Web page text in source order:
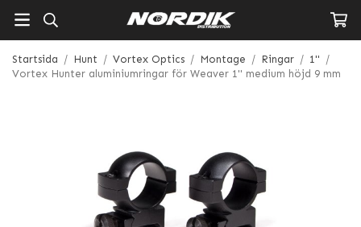
Startsida / Hunt / Vortex Optics / Montage / Ringar / 1" /
Vortex Hunter aluminiumringar för Weaver 1" medium höjd 9 mm